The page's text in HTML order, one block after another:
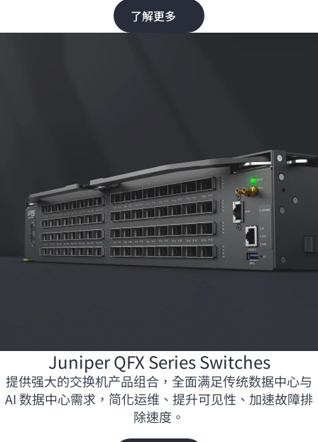
了解更多
Juniper QFX Series Switches
提供强大的交换机产品组合，全面满足传统数据中心与
AI 数据中心需求，简化运维、提升可见性、加速故障排
除速度。